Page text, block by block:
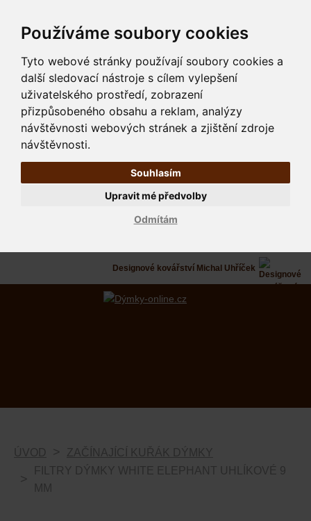
Používáme soubory cookies
Tyto webové stránky používají soubory cookies a
další sledovací nástroje s cílem vylepšení
uživatelského prostředí, zobrazení
přizpůsobeného obsahu a reklam, analýzy
návštěvnosti webových stránek a zjištění zdroje
návštěvnosti.
Souhlasím
Odmítám
Upravit mé předvolby
Designové kovářství Michal Uhříček
ÚVOD
ZAČÍNAJÍCÍ KUŘÁK DÝMKY
FILTRY DÝMKY WHITE ELEPHANT UHLÍKOVÉ 9
MM